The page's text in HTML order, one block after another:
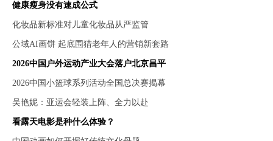
健康瘦身没有速成公式
化妆品新标准对儿童化妆品从严监管
公域AI画饼 起底围猎老年人的营销新套路
2026中国户外运动产业大会落户北京昌平
2026中国小篮球系列活动全国总决赛揭幕
吴艳妮：亚运会轻装上阵、全力以赴
看露天电影是种什么体验？